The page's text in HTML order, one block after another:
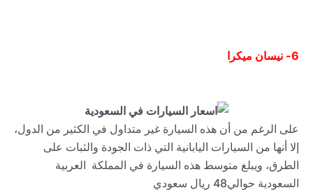
6- نيسان ميكرا
على الرغم من أن هذه السيارة غير متداول في الكثير من الدول،
إلا أنها من السيارات اليابانية التي ذات الجودة والثبات على
الطرق، ويبلغ متوسط هذه السيارة في المملكة العربية
السعودية حوالي48 ريال سعودي